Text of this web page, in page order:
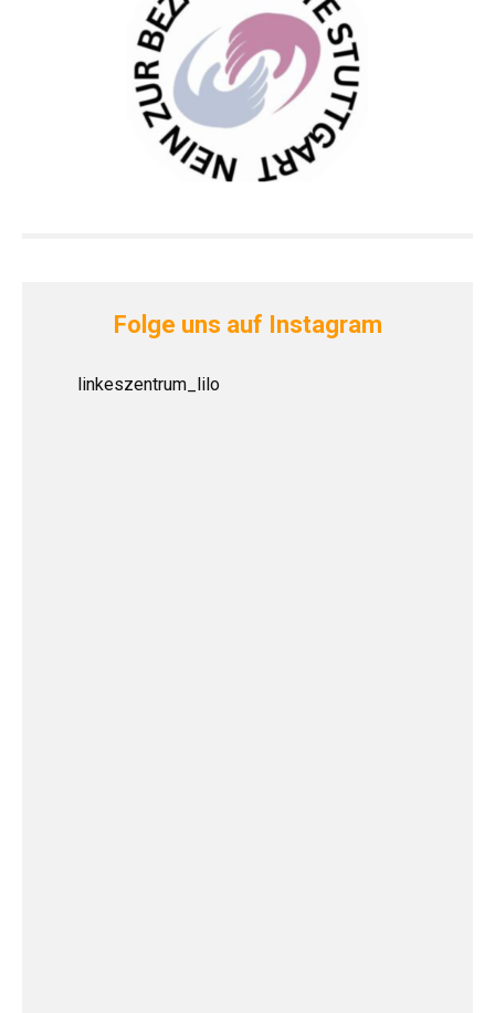
Folge uns auf Instagram
linkeszentrum_lilo